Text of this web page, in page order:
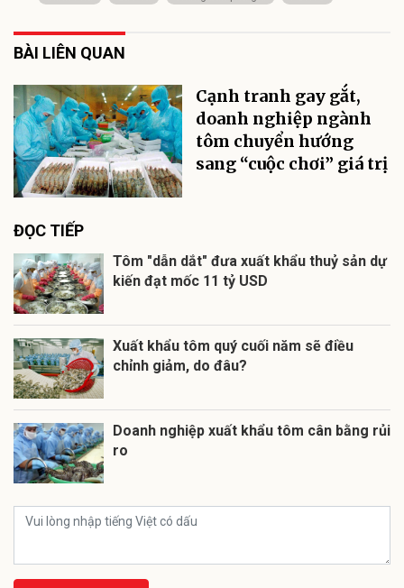
BÀI LIÊN QUAN
Cạnh tranh gay gắt,
doanh nghiệp ngành
tôm chuyển hướng
sang “cuộc chơi” giá trị
ĐỌC TIẾP
Tôm "dẫn dắt" đưa xuất khẩu thuỷ sản dự
kiến đạt mốc 11 tỷ USD
Xuất khẩu tôm quý cuối năm sẽ điều
chỉnh giảm, do đâu?
Doanh nghiệp xuất khẩu tôm cân bằng rủi
ro